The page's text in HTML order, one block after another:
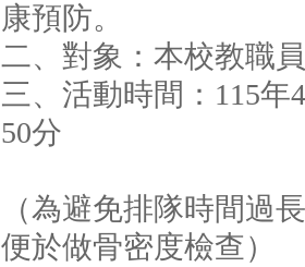
康預防。
二、對象：本校教職
三、活動時間：115年
50分
（為避免排隊時間過
便於做骨密度檢查）